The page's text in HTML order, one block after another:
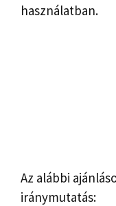
használatban.
Az alábbi
iránymutatás: